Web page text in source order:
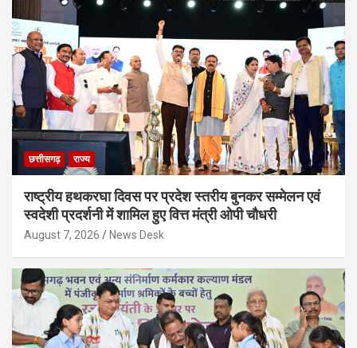
छत्तीसगढ़ राज्य
राष्ट्रीय हथकरघा दिवस पर प्रदेश स्तरीय बुनकर सम्मेलन एवं
स्वदेशी प्रदर्शनी में शामिल हुए वित्त मंत्री ओपी चौधरी
August 7, 2026 News Desk